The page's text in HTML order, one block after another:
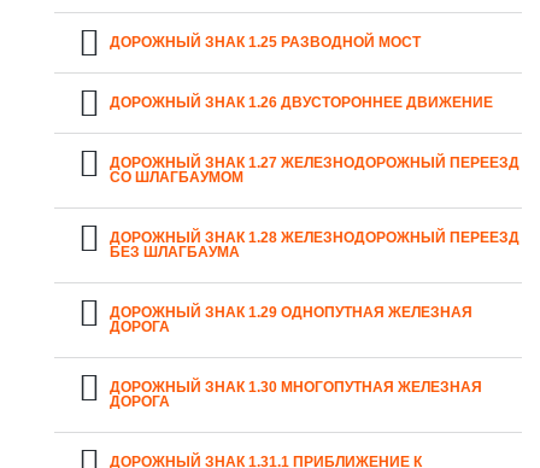
ДОРОЖНЫЙ ЗНАК 1.25 РАЗВОДНОЙ МОСТ
ДОРОЖНЫЙ ЗНАК 1.26 ДВУСТОРОННЕЕ ДВИЖЕНИЕ
ДОРОЖНЫЙ ЗНАК 1.27 ЖЕЛЕЗНОДОРОЖНЫЙ ПЕРЕЕЗД
СО ШЛАГБАУМОМ
ДОРОЖНЫЙ ЗНАК 1.28 ЖЕЛЕЗНОДОРОЖНЫЙ ПЕРЕЕЗД
БЕЗ ШЛАГБАУМА
ДОРОЖНЫЙ ЗНАК 1.29 ОДНОПУТНАЯ ЖЕЛЕЗНАЯ
ДОРОГА
ДОРОЖНЫЙ ЗНАК 1.30 МНОГОПУТНАЯ ЖЕЛЕЗНАЯ
ДОРОГА
ДОРОЖНЫЙ ЗНАК 1.31.1 ПРИБЛИЖЕНИЕ К